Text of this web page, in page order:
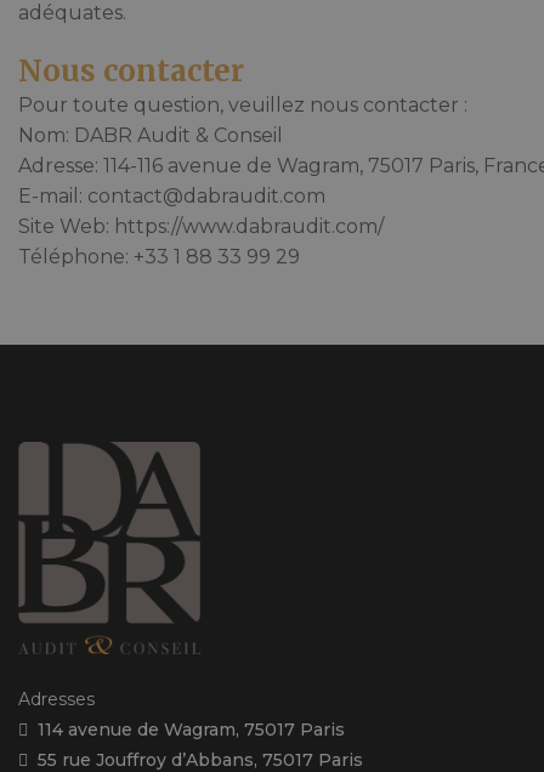
adéquates.
Nous contacter
Pour toute question, veuillez nous contacter :
Nom: DABR Audit & Conseil
Adresse: 114-116 avenue de Wagram, 75017 Paris,
E-mail: contact@dabraudit.com
Site Web: https://www.dabraudit.com/
Téléphone: +33 1 88 33 99 29
Adresses
114 avenue de Wagram, 75017 Paris
55 rue Jouffroy d’Abbans, 75017 Paris